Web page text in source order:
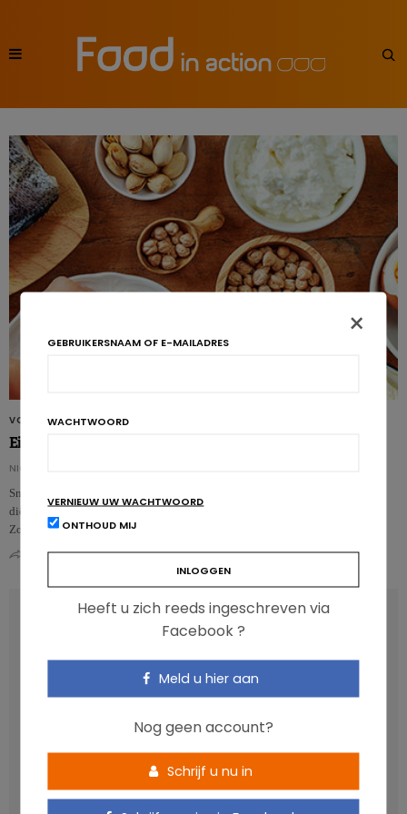
VOEDINGSPATRONEN
Eiwitrijke diëten gevaarlijk voor het hart
NICOLAS GUGGENBÜHL
Snel afvallen zonder aan spiermassa in te boeten? Dat is wat hypereiwitrijke
diëten beloven. De keerzijde van de medaille lijkt echter minder positief.
Zo&#…
0
RECENT POSTS
Anthocyanen: gunstig voor de cardiometabole
Vis, verontreinigende stoffen en omega-3: wat zijn de
aanbevelingen?
×
GEBRUIKERSNAAM OF E-MAILADRES
WACHTWOORD
VERNIEUW UW WACHTWOORD
ONTHOUD MIJ
Heeft u zich reeds ingeschreven via
Facebook ?
Meld u hier aan
Nog geen account?
Schrijf u nu in